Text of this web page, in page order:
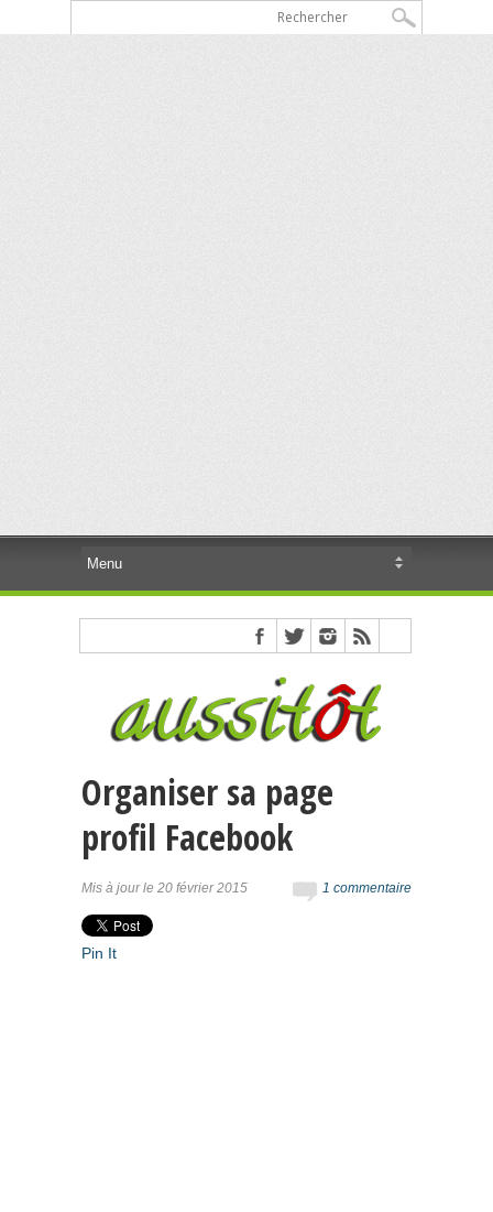
Organiser sa page
profil Facebook
1 commentaire
Mis à jour le 20 février 2015
Pin It